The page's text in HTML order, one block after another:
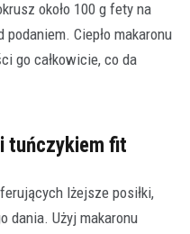
około 100 g fety na
Ciepło makaronu
go całkowicie, co da
tuńczykiem fit
lżejsze posiłki,
dania. Użyj makaronu